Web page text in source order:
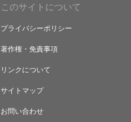
このサイトについて
プライバシーポリシー
著作権・免責事項
リンクについて
サイトマップ
お問い合わせ